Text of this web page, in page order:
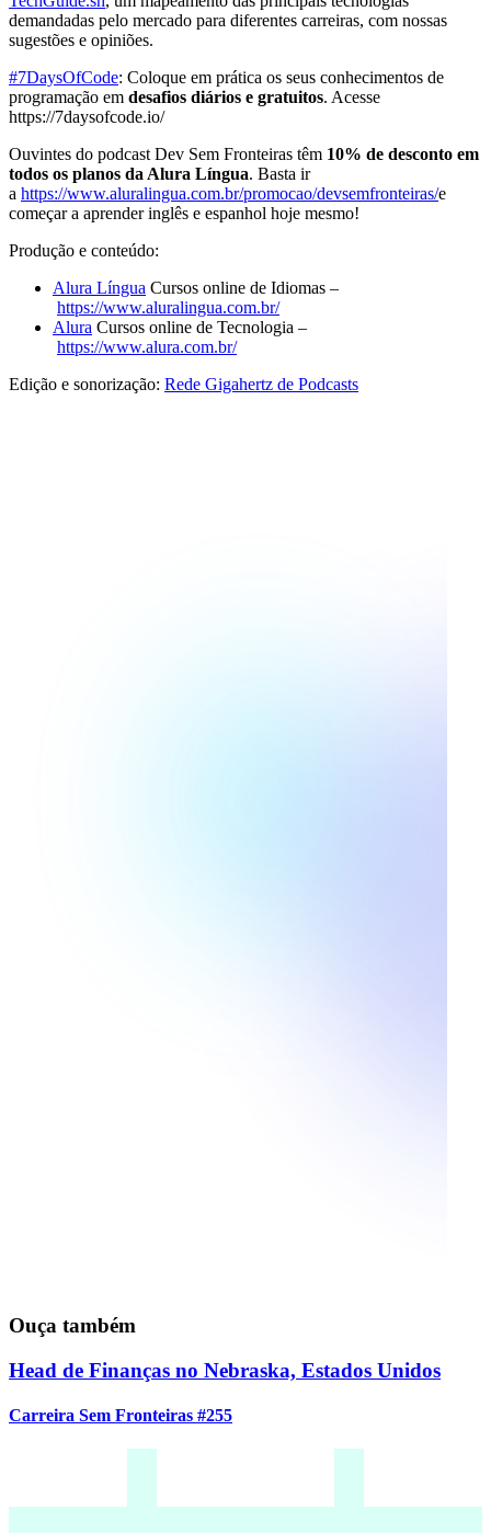
demandadas pelo mercado para diferentes carreiras, com nossas
sugestões e opiniões.
#7DaysOfCode: Coloque em prática os seus conhecimentos de
programação em desafios diários e gratuitos. Acesse
https://7daysofcode.io/
Ouvintes do podcast Dev Sem Fronteiras têm 10% de desconto em
todos os planos da Alura Língua. Basta ir
a https://www.aluralingua.com.br/promocao/devsemfronteiras/e
começar a aprender inglês e espanhol hoje mesmo!
Produção e conteúdo:
Alura Língua Cursos online de Idiomas –
https://www.aluralingua.com.br/
Alura Cursos online de Tecnologia –
https://www.alura.com.br/
Edição e sonorização: Rede Gigahertz de Podcasts
Ouça também
Head de Finanças no Nebraska, Estados Unidos
Carreira Sem Fronteiras #255